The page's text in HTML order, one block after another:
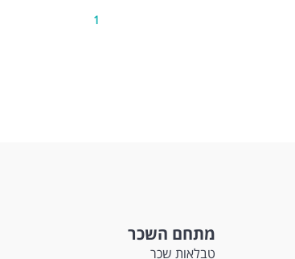
1
מתחם השכר
טבלאות שכר